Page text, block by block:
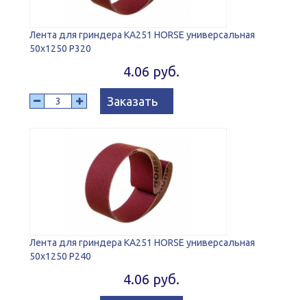
Лента для гриндера KA251 HORSE универсальная
50х1250 Р320
4.06 руб.
Заказать
Лента для гриндера KA251 HORSE универсальная
50х1250 Р240
4.06 руб.